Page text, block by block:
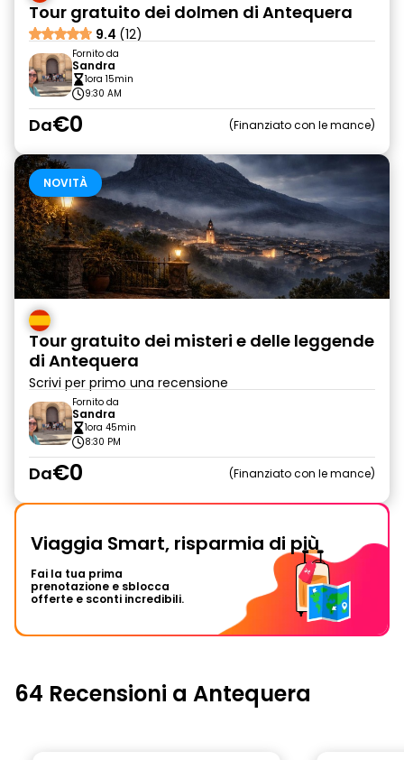
Tour gratuito dei dolmen di Antequera
9.4 (12)
Fornito da
Sandra
1ora 15min
9:30 AM
Da€0 Finanziato con le mance
NOVITÀ
Tour gratuito dei misteri e delle leggende
di Antequera
Scrivi per primo una recensione
Fornito da
Sandra
1ora 45min
8:30 PM
Da€0 Finanziato con le mance
Viaggia Smart, risparmia di più
Fai la tua prima
prenotazione e sblocca
offerte e sconti incredibili.
64 Recensioni a Antequera